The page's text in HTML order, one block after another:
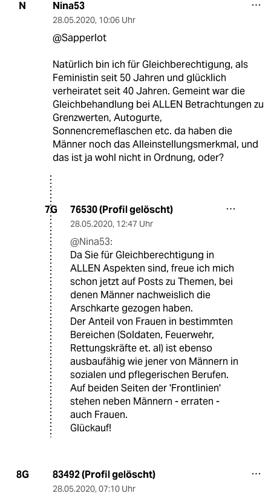
N Nina53
28.05.2020, 10:06 Uhr
@Sapperlot
Natürlich bin ich für Gleichberechtigung, als
Feministin seit 50 Jahren und glücklich
verheiratet seit 40 Jahren. Gemeint war die
Gleichbehandlung bei ALLEN Betrachtungen zu
Grenzwerten, Autogurte,
Sonnencremeflaschen etc. da haben die
Männer noch das Alleinstellungsmerkmal, und
das ist ja wohl nicht in Ordnung, oder?
7G 76530 (Profil gelöscht)
28.05.2020, 12:47 Uhr
@Nina53:
Da Sie für Gleichberechtigung in
ALLEN Aspekten sind, freue ich mich
schon jetzt auf Posts zu Themen, bei
denen Männer nachweislich die
Arschkarte gezogen haben.
Der Anteil von Frauen in bestimmten
Bereichen (Soldaten, Feuerwehr,
Rettungskräfte et. al) ist ebenso
ausbaufähig wie jener von Männern in
sozialen und pflegerischen Berufen.
Auf beiden Seiten der 'Frontlinien'
stehen neben Männern - erraten -
auch Frauen.
Glückauf!
8G 83492 (Profil gelöscht)
28.05.2020, 07:10 Uhr